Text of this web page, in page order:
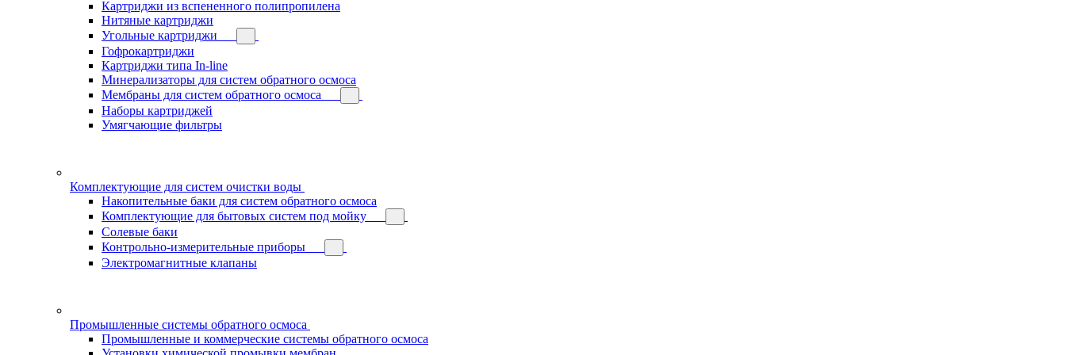
Картриджи из вспененного полипропилена
Нитяные картриджи
Угольные картриджи
Гофрокартриджи
Картриджи типа In-line
Минерализаторы для систем обратного осмоса
Мембраны для систем обратного осмоса
Наборы картриджей
Умягчающие фильтры
Комплектующие для систем очистки воды
Накопительные баки для систем обратного осмоса
Комплектующие для бытовых систем под мойку
Солевые баки
Контрольно-измерительные приборы
Электромагнитные клапаны
Промышленные системы обратного осмоса
Промышленные и коммерческие системы обратного осмоса